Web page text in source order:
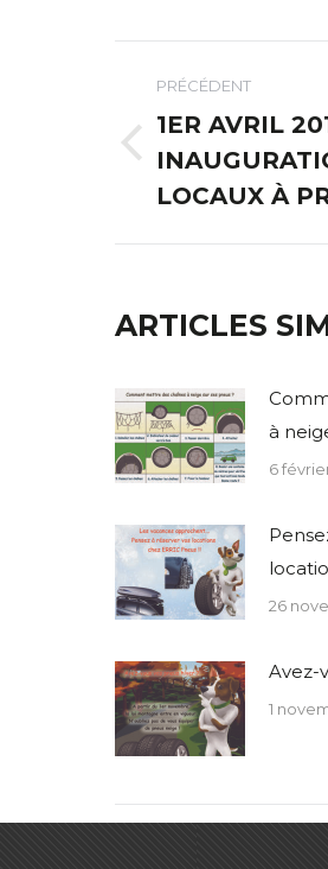
ARTICLE
PRÉCÉDENT
Article
précédent
1ER AVRIL
LOCAUX À
ARTICLES
à
6
26
Avez-
1